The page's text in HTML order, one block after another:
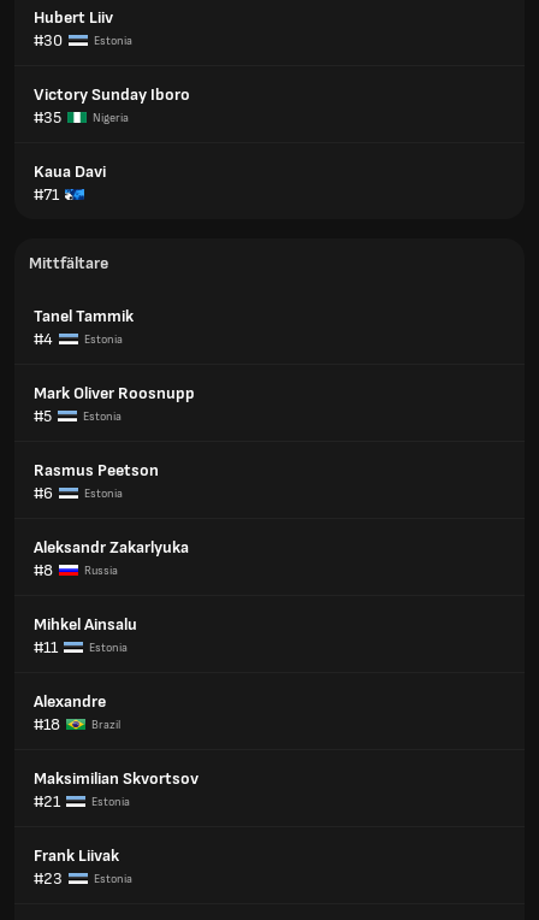
Hubert Liiv
#30
Estonia
Victory Sunday Iboro
#35
Nigeria
Kaua Davi
#71
Mittfältare
Tanel Tammik
#4
Estonia
Mark Oliver Roosnupp
#5
Estonia
Rasmus Peetson
#6
Estonia
Aleksandr Zakarlyuka
#8
Russia
Mihkel Ainsalu
#11
Estonia
Alexandre
#18
Brazil
Maksimilian Skvortsov
#21
Estonia
Frank Liivak
#23
Estonia